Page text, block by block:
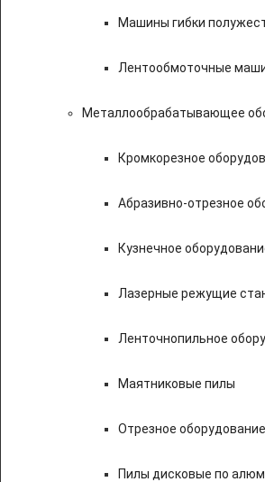
Машины гибки
Лентообмоточные
Металлообрабатывающее
Кромкорезное
Абразивно-отрезное
Кузнечное
Лазерные режущие
Ленточнопильное
Маятниковые пилы
Отрезное оборудование
Пилы дисковые по